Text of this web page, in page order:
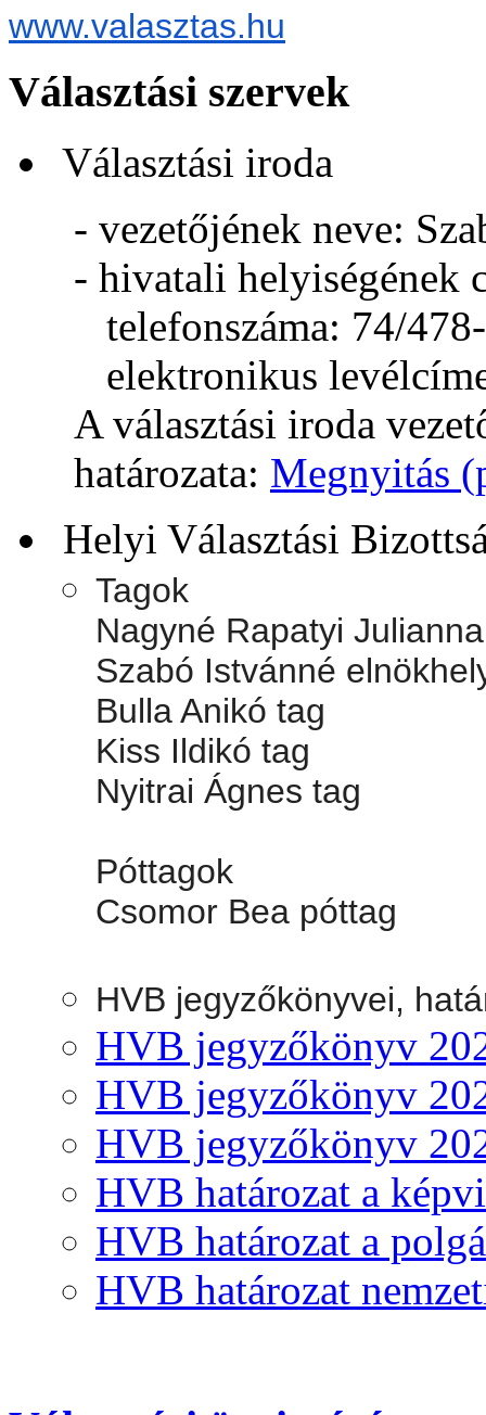
www.valasztas.hu
Választási szervek
Választási iroda
- vezetőjének neve:
- hivatali helyiségének
telefonszáma: 74/
elektronikus
A választási iroda
határozata: Megnyitás
Helyi Választási
Tagok
Nagyné Rapatyi
Szabó Istvánné
Bulla Anikó tag
Kiss Ildikó tag
Nyitrai Ágnes tag
Póttagok
Csomor Bea póttag
HVB jegyzőkönyvei,
HVB jegyzőkönyv
HVB jegyzőkönyv
HVB jegyzőkönyv
HVB határozat a
HVB határozat a
HVB határozat